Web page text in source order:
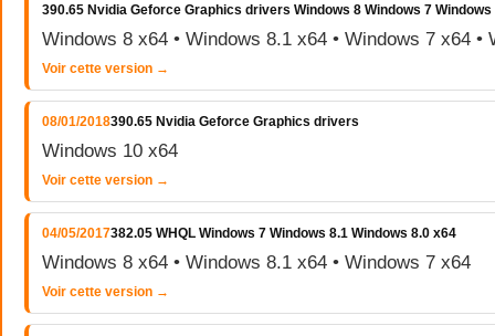
390.65 Nvidia Geforce Graphics drivers Windows 8 Windows 7 Windows
Windows 8 x64 • Windows 8.1 x64 • Windows 7 x64 •
Voir cette version →
08/01/2018390.65 Nvidia Geforce Graphics drivers
Windows 10 x64
Voir cette version →
04/05/2017382.05 WHQL Windows 7 Windows 8.1 Windows 8.0 x64
Windows 8 x64 • Windows 8.1 x64 • Windows 7 x64
Voir cette version →